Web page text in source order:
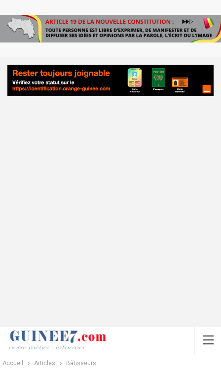
Accueil Articles Bâtisseurs